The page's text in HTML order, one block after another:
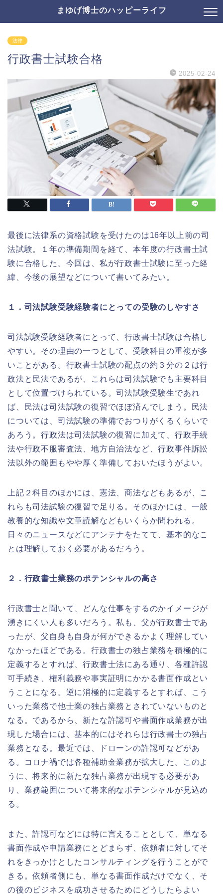
まゆげ博士のハッピーライフ
法律
行政書士試験合格
2025-02-24
最後に法律系の資格試験を受けたのは16年以上前の司
法試験。１年の準備期間を経て、本年度の行政書士試
験に合格した。今回は、私が行政書士試験に至った経
緯、今後の展望などについて書いてみたい。
１．司法試験受験経験者にとっての受験のしやすさ
司法試験受験経験者にとって、行政書士試験は合格し
やすい。その理由の一つとして、受験科目の重複が多
いことがある。行政書士試験の配点の約３分の２は行
政法と民法であるが、これらは司法試験でも主要科目
として位置づけられている。司法試験受験生であれ
ば、民法は司法試験の復習でほぼ済んでしまう。民法
については、司法試験の準備でおつりがくるくらいで
あろう。行政法は司法試験の復習に加えて、行政手続
法や行政不服審査法、地方自治法など、行政事件訴訟
法以外の範囲もやや厚く準備しておいたほうがよい。
上記２科目のほかには、憲法、商法などもあるが、こ
れらも司法試験の復習で足りる。そのほかには、一般
教養的な知識や文章読解などもいくらか問われる。
日々のニュースなどにアンテナをたてて、基本的なこ
とは理解しておく必要があるだろう。
２．行政書士業務のポテンシャルの高さ
行政書士と聞いて、どんな仕事をするのかイメージが
湧きにくい人も多いだろう。私も、父が行政書士であ
ったが、父自身も自身が何ができるかよく理解してい
なかったほどである。行政書士の独占業務を積極的に
定義するとすれば、行政書士法にある通り、各種許認
可手続き、権利義務や事実証明にかかる書面作成とい
うことになる。逆に消極的に定義するとすれば、こう
いった業務で他士業の独占業務とされていないものと
なる。であるから、新たな許認可や書面作成業務が出
現した場合には、基本的にはそれらは行政書士の独占
業務となる。最近では、ドローンの許認可などがあ
る。コロナ禍では各種補助金業務が拡大した。このよ
うに、将来的に新たな独占業務が出現する必要があ
り、業務範囲について将来的なポテンシャルが見込め
る。
また、許認可などには特に言えることとして、単なる
書面作成や申請業務にとどまらず、依頼者に対してそ
れをきっかけとしたコンサルティングを行うことがで
きる。依頼者側にも、単なる書面作成だけでなく、そ
の後のビジネスを成功させるためにどうしたらよい